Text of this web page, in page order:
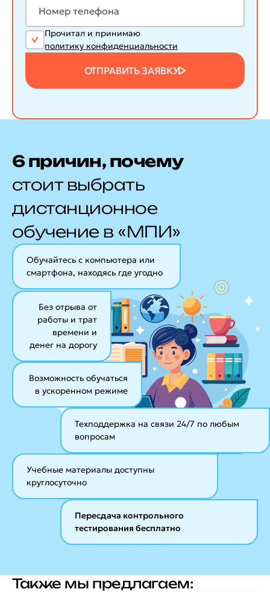
Прочитал и принимаю
политику конфиденциальности
ОТПРАВИТЬ ЗАЯВКУ
6 причин, почему
стоит выбрать
дистанционное
обучение в «МПИ»
Обучайтесь с компьютера или
смартфона, находясь где угодно
Возможность обучаться
в ускоренном режиме
Без отрыва от
работы и трат
времени и
денег на дорогу
Техподдержка на связи 24/7 по любым
вопросам
Учебные материалы доступны
круглосуточно
Пересдача контрольного
тестирования бесплатно
Также мы предлагаем: